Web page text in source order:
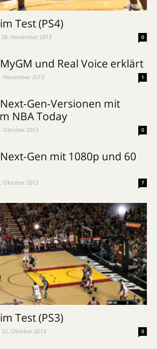
Test (PS4)
28. November 2013 0
und Real Voice erklärt
November 2013 1
Gen-Versionen mit
NBA Today
Oktober 2013 0
Gen mit 1080p und 60
Oktober 2013 7
Test (PS3)
22. Oktober 2013 0